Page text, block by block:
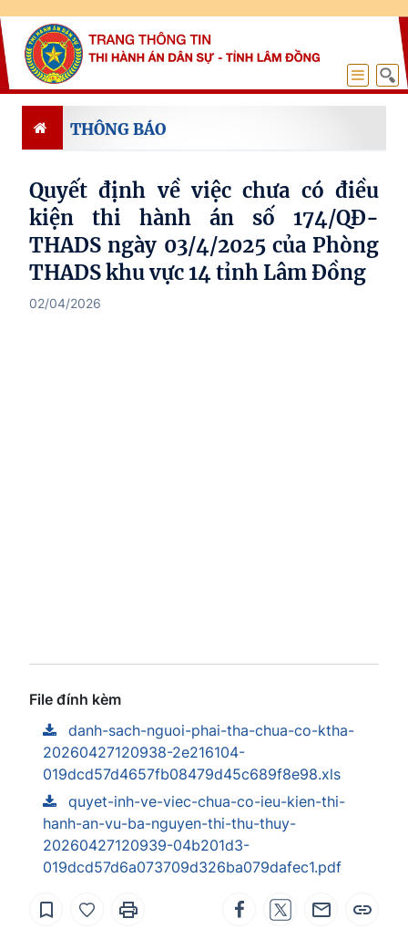
THÔNG BÁO
Quyết định về việc chưa có điều
kiện thi hành án số 174/QĐ-
THADS ngày 03/4/2025 của Phòng
THADS khu vực 14 tỉnh Lâm Đồng
02/04/2026
File đính kèm
danh-sach-nguoi-phai-tha-chua-co-ktha-
20260427120938-2e216104-
019dcd57d4657fb08479d45c689f8e98.xls
quyet-inh-ve-viec-chua-co-ieu-kien-thi-
hanh-an-vu-ba-nguyen-thi-thu-thuy-
20260427120939-04b201d3-
019dcd57d6a073709d326ba079dafec1.pdf